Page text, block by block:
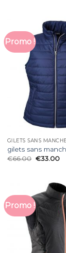
Promo !
GILETS SANS
gilets sans
€66.00 €33.00
Promo !